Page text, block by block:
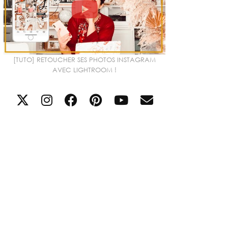
[TUTO] RETOUCHER SES PHOTOS INSTAGRAM
AVEC LIGHTROOM !